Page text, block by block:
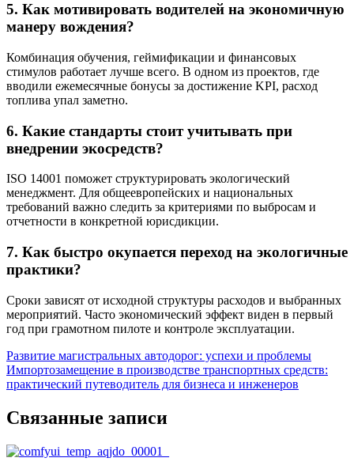
5. Как мотивировать водителей на экономичную
манеру вождения?
Комбинация обучения, геймификации и финансовых
стимулов работает лучше всего. В одном из проектов, где
вводили ежемесячные бонусы за достижение KPI, расход
топлива упал заметно.
6. Какие стандарты стоит учитывать при
внедрении экосредств?
ISO 14001 поможет структурировать экологический
менеджмент. Для общеевропейских и национальных
требований важно следить за критериями по выбросам и
отчетности в конкретной юрисдикции.
7. Как быстро окупается переход на экологичные
практики?
Сроки зависят от исходной структуры расходов и выбранных
мероприятий. Часто экономический эффект виден в первый
год при грамотном пилоте и контроле эксплуатации.
Навигация
по
Развитие магистральных автодорог: успехи и проблемы
Импортозамещение в производстве транспортных средств:
практический путеводитель для бизнеса и инженеров
Связанные записи